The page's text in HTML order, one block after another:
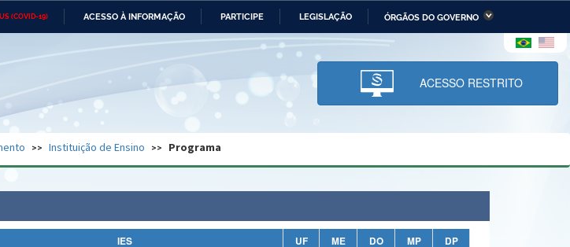
(COVID-19) ACESSO À INFORMAÇÃO PARTICIPE LEGISLAÇÃO ÓRGÃOS DO GOVERNO
Ministério das Relações Ministério da Economia Ministério da Infraestrutura
Ministério da Ciência,
Tecnologia, Inovações e
Comunicações
e dos Direitos Humanos
Banco Central do Brasil Planalto
ACESSO RESTRITO
Instituição de Ensino Programa
IES UF ME DO MP
DP